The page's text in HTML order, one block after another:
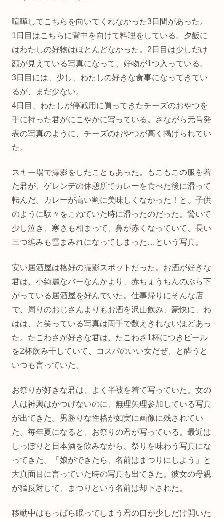
喧嘩してこちらを向いてくれなかった3日間があった。
1日目はこちらに背中を向けて料理をしている。夕飯に
はわたしの好物はほとんどなかった。2日目は少しだけ
顔が見えている写真になって、好物が1つ入っている。
3日目には、少し、わたしの好きな食事になってきてい
るが、まだ少ない。
4日目、わたしが停戦用に買ってきたチーズのおやつを
手に持った君がにこやかに写っている。さながら元号発
表の写真のように、チーズのおやつが高く掲げられてい
た。
スキー場で撮影をしたこともあった。もこもこの服を着
た君が、ゲレンデの休憩所でカレーを食べた後に滑って
転んだ。カレーが高い割に美味しくなかった！と、子供
のように駄々をこねていた時に滑ったのだった。驚いて
少し泣き、寒さも相まって、鼻が赤くなっていて、長い
三つ編みも雪まみれになってしまった…という写真。
安い居酒屋は格好の撮影スポットだった。お酒が好きな
君は、小綺麗なバーなんかより、赤ちょうちんのぶら下
がっている居酒屋を好んでいた。仕事帰りにそんな店
で、周りのおじさんよりもお酒を沢山飲み、豪快に、わ
はは、と笑っている写真は両手で数えきれないほどあっ
た。たこわさが好きな君は、たこわさ1杯につきビール
を2杯飲み干していて、コスパのいい女だぜ、と酔うと
いつも言っていた。
お祭りが好きな君は、よく半被を着て写っていた。女の
人は神輿はかつげないのに、無理矢理参加している写真
が出てきた。男勝りな性格が如実に画像に残されてい
た。毎年夏になると、お祭りの君が写っている。最近は
しっぽりと日本酒を飲みながら、祭りを味わう写真にな
ってきた。「娘ができたら、名前はまつりにしよう」と
大真面目に言っていた時の写真も出てきた。彼女の母親
が猛反対して、まつりという名前は却下された。
移動中はもっぱら眠ってしまう君の口が少しだけ開いた